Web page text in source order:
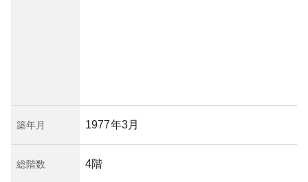
築年月 1977年3月
総階数 4階